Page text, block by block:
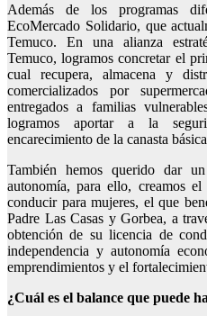
Además de los programas
EcoMercado Solidario, que
Temuco. En una alianza
Temuco, logramos concretar el
cual recupera, almacena y
comercializados por
entregados a familias
logramos aportar a la
encarecimiento de la canasta
También hemos querido dar
autonomía, para ello, creamos
conducir para mujeres, el que
Padre Las Casas y Gorbea, a
obtención de su licencia de
independencia y autonomía
emprendimientos y el
¿Cuál es el balance que puede